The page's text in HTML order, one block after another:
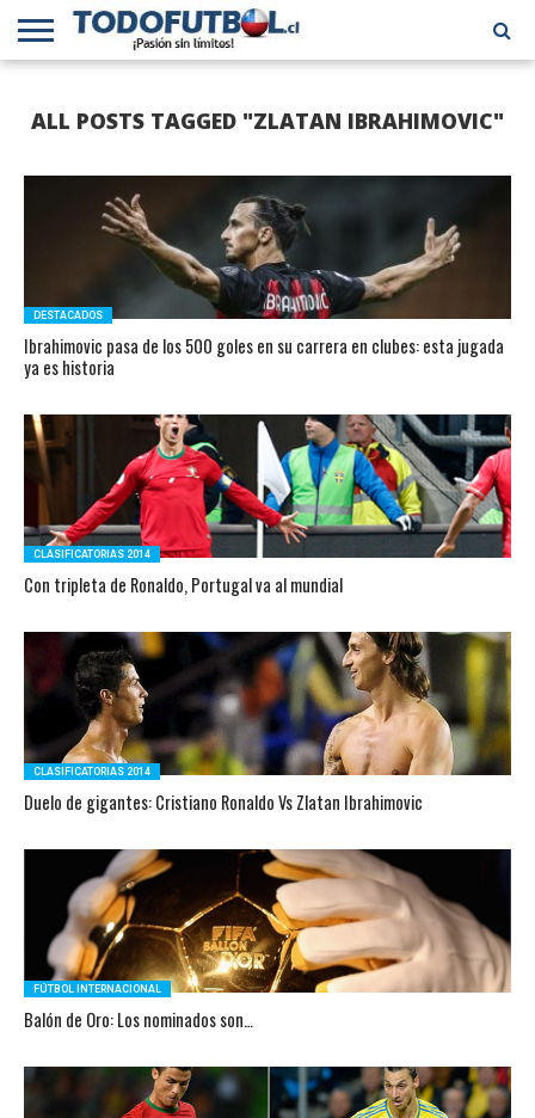
BCHILENA
EN EL
MUNDO
INTERNACIONAL
ALL POSTS TAGGED "ZLATAN IBRAHIMOVIC"
DESTACADOS
Ibrahimovic pasa de los 500 goles en su carrera en clubes: esta jugada
ya es historia
CLASIFICATORIAS 2014
Con tripleta de Ronaldo, Portugal va al mundial
CLASIFICATORIAS 2014
Duelo de gigantes: Cristiano Ronaldo Vs Zlatan Ibrahimovic
FÚTBOL INTERNACIONAL
Balón de Oro: Los nominados son…